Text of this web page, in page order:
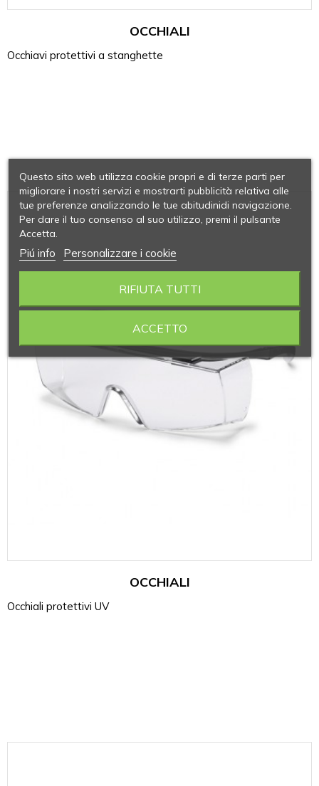
OCCHIALI
Occhiavi protettivi a stanghette
OCCHIALI
Occhiali protettivi UV
Questo sito web utilizza cookie propri e di terze parti per
migliorare i nostri servizi e mostrarti pubblicità relativa alle
tue preferenze analizzando le tue abitudinidi navigazione.
Per dare il tuo consenso al suo utilizzo, premi il pulsante
Accetta.
Piú info Personalizzare i cookie
RIFIUTA TUTTI
ACCETTO